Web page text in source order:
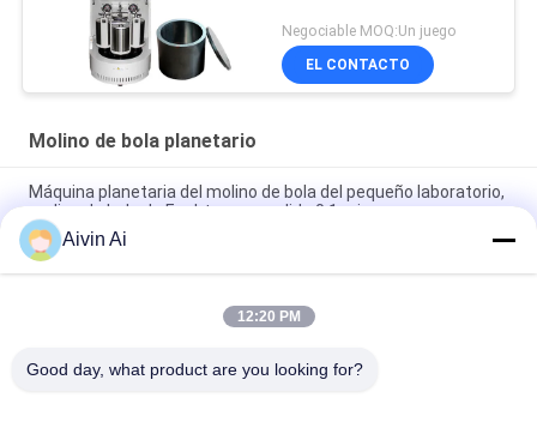
Negociable MOQ:Un juego
EL CONTACTO
Molino de bola planetario
Máquina planetaria del molino de bola del pequeño laboratorio,
molino de bola de Enchtop con salida 0,1 micrones
Molino de bola planetario del mini del tamaño de la larga vida
laboratorio del tiempo con la fuente de alimentación 220V
La máquina micro planetaria durable 90-870 RPM del molino
Aivin Ai
12:20 PM
Good day, what product are you looking for?